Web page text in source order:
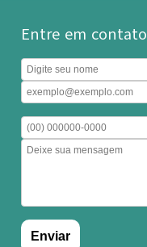
Entre em contato